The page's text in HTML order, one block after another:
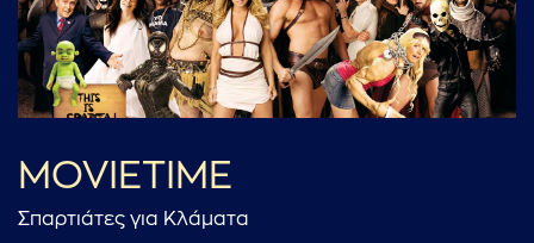
MOVIETIME
Σπαρτιάτες για Κλάματα